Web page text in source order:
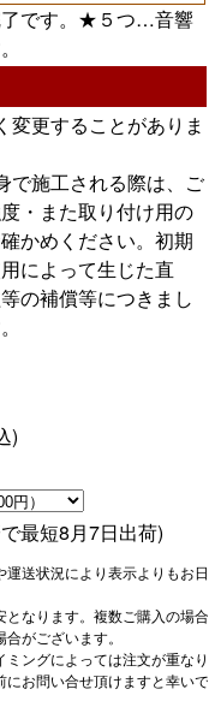
です。★５つ…音響
更することがありま
で施工される際は、ご
・また取り付け用の
かめください。初期
によって生じた直
の補償等につきまし
)
最短8月7日出荷)
運送状況により表示よりもお日
となります。複数ご購入の場合
がございます。
ングによっては注文が重なり
お問い合せ頂けますと幸いで